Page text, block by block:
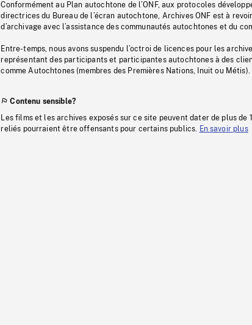
Conformément au Plan autochtone de l’ONF, aux protocoles
directrices du Bureau de l’écran autochtone, Archives ONF est à
d’archivage avec l’assistance des communautés autochtones et du
Entre-temps, nous avons suspendu l’octroi de licences pour les
représentant des participants et participantes autochtones à des
comme Autochtones (membres des Premières Nations, Inuit ou Métis).
Contenu sensible?
Les films et les archives exposés sur ce site peuvent dater de plus de
reliés pourraient être offensants pour certains publics. En savoir plus